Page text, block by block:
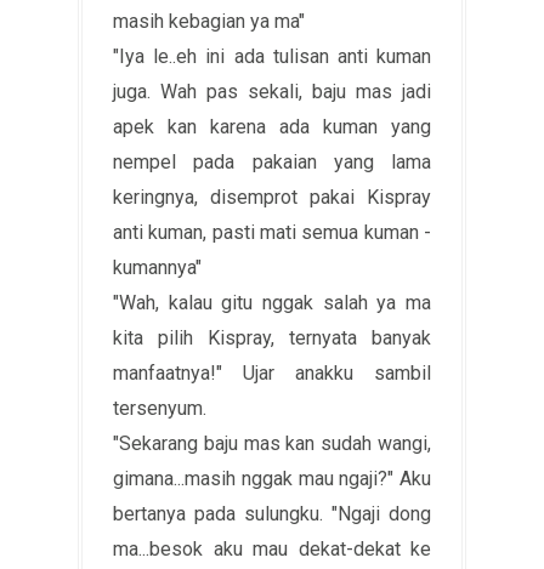
masih kebagian ya ma"
"Iya le..eh ini ada tulisan anti kuman
juga. Wah pas sekali, baju mas jadi
apek kan karena ada kuman yang
nempel pada pakaian yang lama
keringnya, disemprot pakai Kispray
anti kuman, pasti mati semua kuman -
kumannya"
"Wah, kalau gitu nggak salah ya ma
kita pilih Kispray, ternyata banyak
manfaatnya!" Ujar anakku sambil
tersenyum.
"Sekarang baju mas kan sudah wangi,
gimana...masih nggak mau ngaji?" Aku
bertanya pada sulungku. "Ngaji dong
ma...besok aku mau dekat-dekat ke